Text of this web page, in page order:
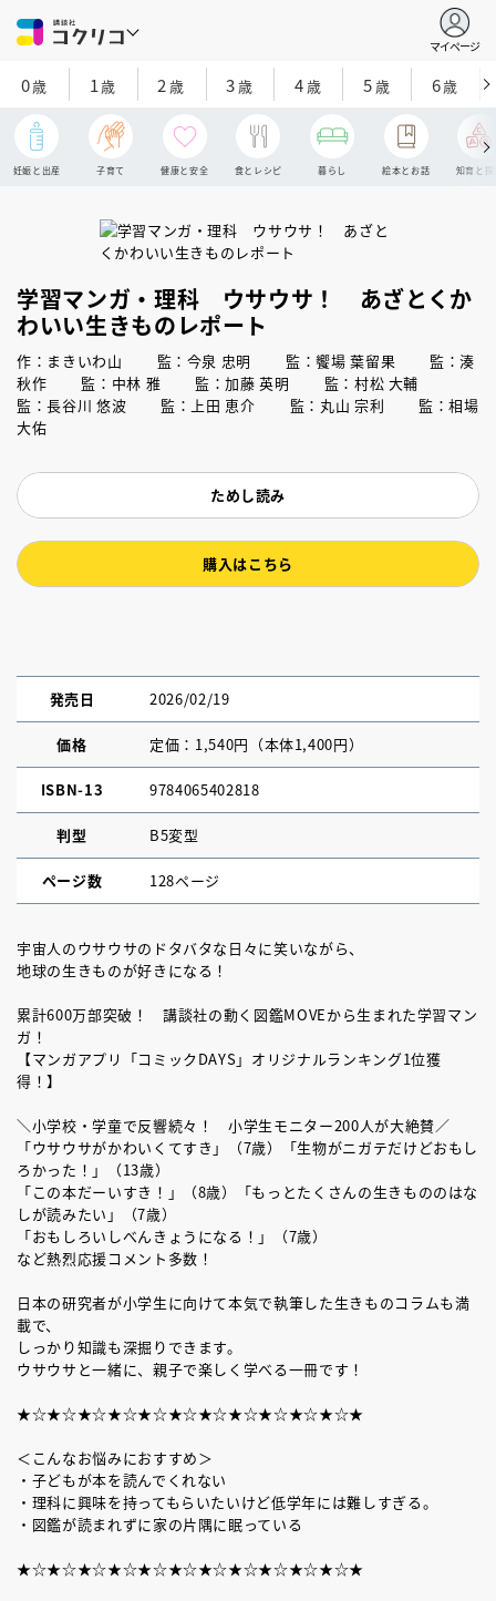
マイページ
0歳 1歳 2 歳 3歳 4歳 5歳 6歳
妊娠と出産 子育て 健康と安全 食とレシピ 暮らし 絵本とお話 知育と探
学習マンガ・理科 ウサウサ！ あざとくか
わいい生きものレポート
作：まきいわ山 監：今泉 忠明 監：饗場 葉留果 監：湊
秋作 監：中林 雅 監：加藤 英明 監：村松 大輔
監：長谷川 悠波 監：上田 恵介 監：丸山 宗利 監：相場
大佑
ためし読み
購入はこちら
発売日 2026/02/19
価格 定価：1,540円（本体1,400円）
ISBN-13 9784065402818
判型 B5変型
ページ数 128ページ
宇宙人のウサウサのドタバタな日々に笑いながら、
地球の生きものが好きになる！
累計600万部突破！ 講談社の動く図鑑MOVEから生まれた学習マン
ガ！
【マンガアプリ「コミックDAYS」オリジナルランキング1位獲
得！】
＼小学校・学童で反響続々！ 小学生モニター200人が大絶賛／
「ウサウサがかわいくてすき」（7歳）「生物がニガテだけどおもし
ろかった！」（13歳）
「この本だーいすき！」（8歳）「もっとたくさんの生きもののはな
しが読みたい」（7歳）
「おもしろいしべんきょうになる！」（7歳）
など熱烈応援コメント多数！
日本の研究者が小学生に向けて本気で執筆した生きものコラムも満
載で、
しっかり知識も深掘りできます。
ウサウサと一緒に、親子で楽しく学べる一冊です！
★☆★☆★☆★☆★☆★☆★☆★☆★☆★☆★☆★
＜こんなお悩みにおすすめ＞
・子どもが本を読んでくれない
・理科に興味を持ってもらいたいけど低学年には難しすぎる。
・図鑑が読まれずに家の片隅に眠っている
★☆★☆★☆★☆★☆★☆★☆★☆★☆★☆★☆★